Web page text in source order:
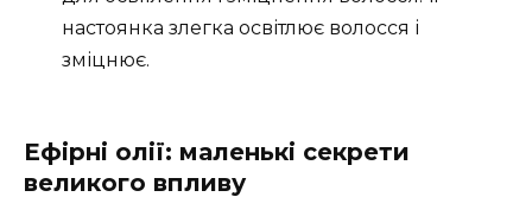
настоянка злегка освітлює волосся і
зміцнює.
Ефірні олії: маленькі секрети
великого впливу